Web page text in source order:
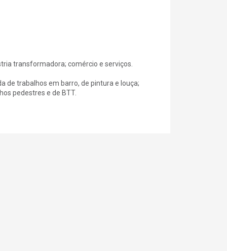
transformadora; comércio e serviços.
de trabalhos em barro, de pintura e louça;
pedestres e de BTT.